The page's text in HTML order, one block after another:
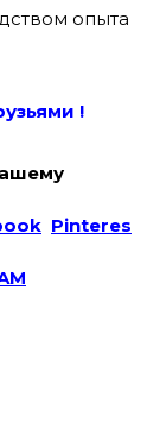
опыта
!
Pinteres